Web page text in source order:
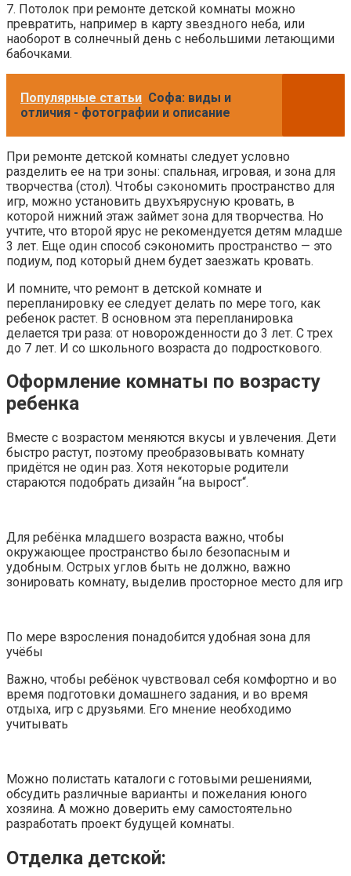
7. Потолок при ремонте детской комнаты можно
превратить, например в карту звездного неба, или
наоборот в солнечный день с небольшими летающими
бабочками.
Популярные статьи Софа: виды и
отличия - фотографии и описание
При ремонте детской комнаты следует условно
разделить ее на три зоны: спальная, игровая, и зона для
творчества (стол). Чтобы сэкономить пространство для
игр, можно установить двухъярусную кровать, в
которой нижний этаж займет зона для творчества. Но
учтите, что второй ярус не рекомендуется детям младше
3 лет. Еще один способ сэкономить пространство — это
подиум, под который днем будет заезжать кровать.
И помните, что ремонт в детской комнате и
перепланировку ее следует делать по мере того, как
ребенок растет. В основном эта перепланировка
делается три раза: от новорожденности до 3 лет. С трех
до 7 лет. И со школьного возраста до подросткового.
Оформление комнаты по возрасту
ребенка
Вместе с возрастом меняются вкусы и увлечения. Дети
быстро растут, поэтому преобразовывать комнату
придётся не один раз. Хотя некоторые родители
стараются подобрать дизайн “на вырост“.
Для ребёнка младшего возраста важно, чтобы
окружающее пространство было безопасным и
удобным. Острых углов быть не должно, важно
зонировать комнату, выделив просторное место для игр
По мере взросления понадобится удобная зона для
учёбы
Важно, чтобы ребёнок чувствовал себя комфортно и во
время подготовки домашнего задания, и во время
отдыха, игр с друзьями. Его мнение необходимо
учитывать
Можно полистать каталоги с готовыми решениями,
обсудить различные варианты и пожелания юного
хозяина. А можно доверить ему самостоятельно
разработать проект будущей комнаты.
Отделка детской: